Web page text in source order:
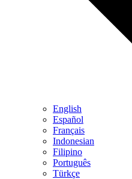
English
Español
Français
Indonesian
Filipino
Português
Türkçe